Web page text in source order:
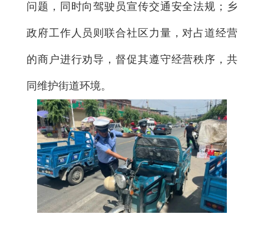
问题，同时向驾驶员宣传交通安全法规；乡
政府工作人员则联合社区力量，对占道经营
的商户进行劝导，督促其遵守经营秩序，共
同维护街道环境。